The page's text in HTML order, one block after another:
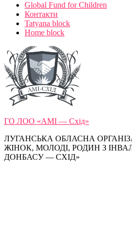
Global Fund for Children
Контакти
Tatyana block
Home block
ГО ЛОО «АМІ — Схід»
ЛУГАНСЬКА ОБЛАСНА
ЖІНОК, МОЛОДІ, РОДИН З
ДОНБАСУ — СХІД»